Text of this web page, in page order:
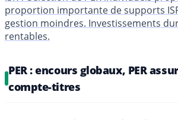
proportion importante de supports
gestion moindres. Investissements
rentables.
PER : encours globaux, PER
compte-titres